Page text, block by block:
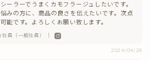
ーラーでうまくカモフラージュしたいです。
みの方に、商品の良さを伝えたいです。次点
能です。よろしくお願い致します。
社員（一般社員） ｜
2024/04/28